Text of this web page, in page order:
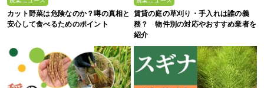
カット野菜は危険なのか？噂の真相と
安心して食べるためのポイント
賃貸の庭の草刈り・手入れは誰の義
務？ 物件別の対応やおすすめ業者を
紹介